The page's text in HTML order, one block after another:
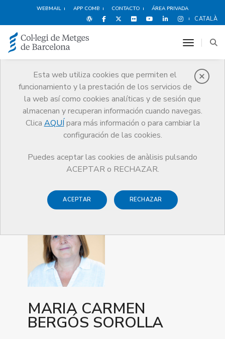
WEBMAIL APP COMB CONTACTO ÁREA PRIVADA
CATALÀ
Esta web utiliza cookies que permiten el
funcionamiento y la prestación de los servicios de
la web así como cookies analíticas y de sesión que
almacenan y recuperan información cuando navegas.
Clica AQUÍ para más información o para cambiar la
configuración de las cookies.
Puedes aceptar las cookies de anàlisis pulsando
ACEPTAR o RECHAZAR.
ACEPTAR RECHAZAR
toggle
Premios
El CoMB Guardonat Edició 2025
Guardonat Edició 2025
MARIA CARMEN
BERGÓS SOROLLA